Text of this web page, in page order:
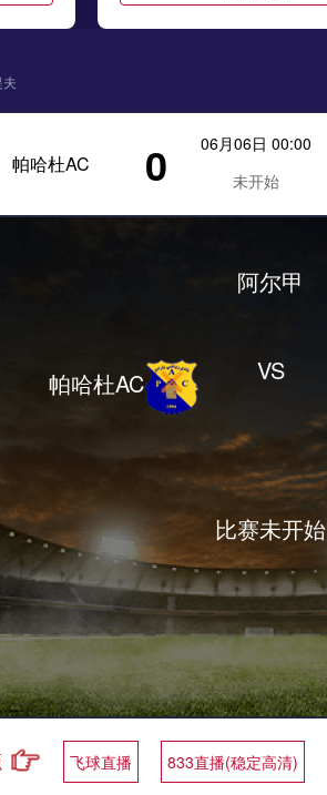
帕哈杜AC 0
06月06日 00:00
未开始
帕哈杜AC
阿尔甲
VS
比赛未开始
飞球直播 833直播(稳定高清)